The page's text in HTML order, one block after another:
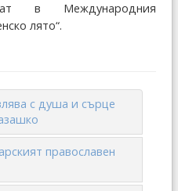
в Международния
лято“.
с душа и сърце
православен